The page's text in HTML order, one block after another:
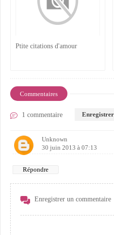
Ptite citations d'amour
Commentaires
1 commentaire
Unknown
30 juin 2013 à 07:13
Répondre
Enregistrer un commentaire